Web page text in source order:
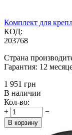
Комплект для
КОД:
203768
Страна
Гарантия: 12
‍1 951‍ грн
В наличии
Кол-во:
+
−
В корзину